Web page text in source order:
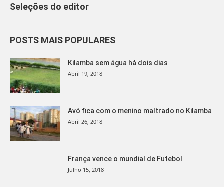
Seleções do editor
POSTS MAIS POPULARES
Kilamba sem água há dois dias
Abril 19, 2018
Avó fica com o menino maltrado no Kilamba
Abril 26, 2018
França vence o mundial de Futebol
Julho 15, 2018